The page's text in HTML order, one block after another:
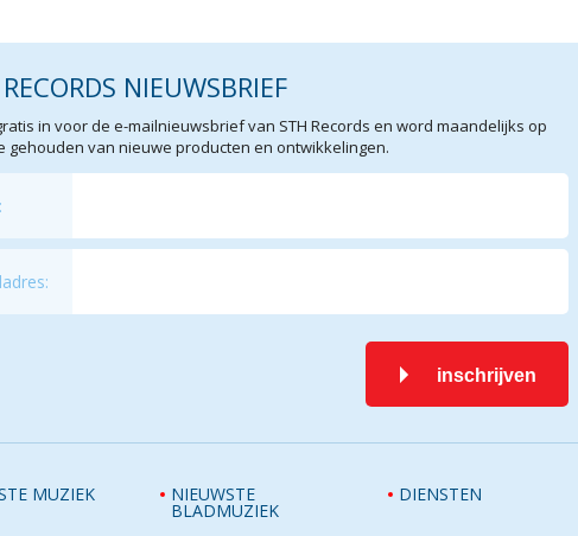
NIEUWSBRIEF
in voor de e-mailnieuwsbrief van STH Records en word maandelijks op
gehouden van nieuwe producten en ontwikkelingen.
inschrijven
MUZIEK NIEUWSTE
BLADMUZIEK
DIENSTEN